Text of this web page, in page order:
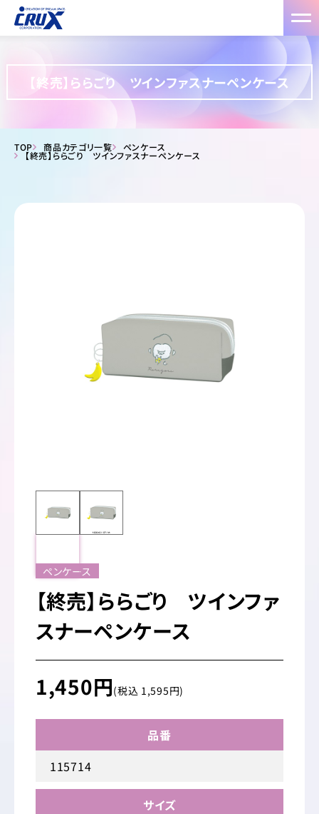
【終売】ららごり ツインファスナーペンケース
TOP 商品カテゴリ一覧 ペンケース
【終売】ららごり ツインファスナーペンケース
ペンケース
【終売】ららごり ツインファ
スナーペンケース
1,450円(税込 1,595円)
品番
115714
サイズ